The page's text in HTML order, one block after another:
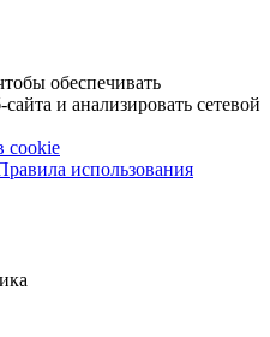
обеспечивать
и анализировать сетевой
cookie
использования